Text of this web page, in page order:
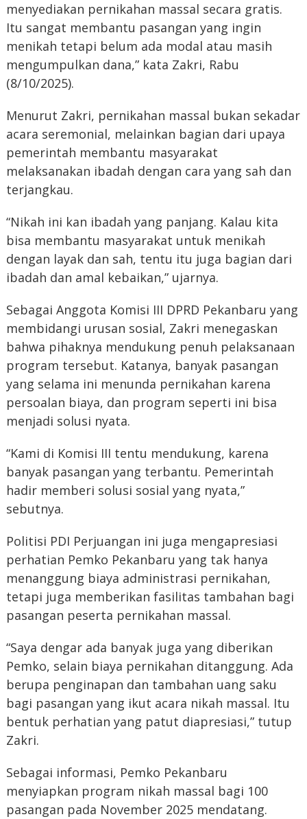
menyediakan pernikahan massal secara gratis.
Itu sangat membantu pasangan yang ingin
menikah tetapi belum ada modal atau masih
mengumpulkan dana,” kata Zakri, Rabu
(8/10/2025).
Menurut Zakri, pernikahan massal bukan sekadar
acara seremonial, melainkan bagian dari upaya
pemerintah membantu masyarakat
melaksanakan ibadah dengan cara yang sah dan
terjangkau.
“Nikah ini kan ibadah yang panjang. Kalau kita
bisa membantu masyarakat untuk menikah
dengan layak dan sah, tentu itu juga bagian dari
ibadah dan amal kebaikan,” ujarnya.
Sebagai Anggota Komisi III DPRD Pekanbaru yang
membidangi urusan sosial, Zakri menegaskan
bahwa pihaknya mendukung penuh pelaksanaan
program tersebut. Katanya, banyak pasangan
yang selama ini menunda pernikahan karena
persoalan biaya, dan program seperti ini bisa
menjadi solusi nyata.
“Kami di Komisi III tentu mendukung, karena
banyak pasangan yang terbantu. Pemerintah
hadir memberi solusi sosial yang nyata,”
sebutnya.
Politisi PDI Perjuangan ini juga mengapresiasi
perhatian Pemko Pekanbaru yang tak hanya
menanggung biaya administrasi pernikahan,
tetapi juga memberikan fasilitas tambahan bagi
pasangan peserta pernikahan massal.
“Saya dengar ada banyak juga yang diberikan
Pemko, selain biaya pernikahan ditanggung. Ada
berupa penginapan dan tambahan uang saku
bagi pasangan yang ikut acara nikah massal. Itu
bentuk perhatian yang patut diapresiasi,” tutup
Zakri.
Sebagai informasi, Pemko Pekanbaru
menyiapkan program nikah massal bagi 100
pasangan pada November 2025 mendatang.